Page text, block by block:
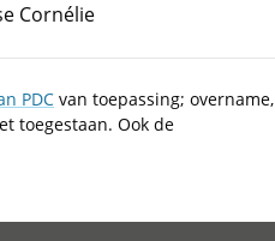
Cornélie
PDC van toepassing; overname,
toegestaan. Ook de